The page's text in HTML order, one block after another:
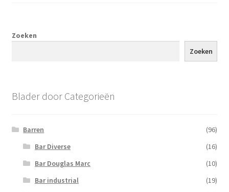
Zoeken
Zoeken
Blader door Categorieën
Barren
(96)
Bar Diverse
(16)
Bar Douglas Marc
(10)
Bar industrial
(19)